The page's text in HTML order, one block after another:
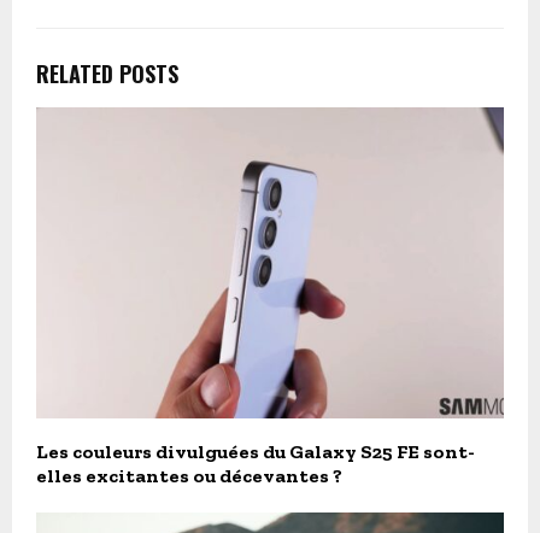
RELATED POSTS
Les couleurs divulguées du Galaxy S25 FE sont-
elles excitantes ou décevantes ?